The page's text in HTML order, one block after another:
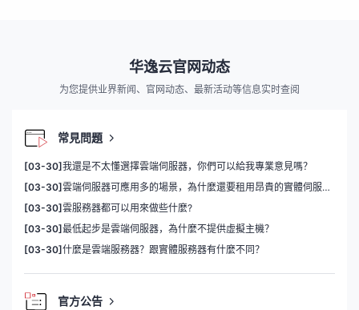
华逸云官网动态
为您提供业界新闻、官网动态、最新活动等信息实时查阅
常見問題
[03-30]我還是不太懂選擇雲端伺服器，你們可以給我專業意見嗎？
[03-30]雲端伺服器可應用多的場景，為什麼還要租用昂貴的實體伺服器？
[03-30]雲服務器都可以用來做些什麼?
[03-30]最低起步是雲端伺服器，為什麼不提供虛擬主機？
[03-30]什麼是雲端服務器？跟實體服務器有什麼不同？
官方公告